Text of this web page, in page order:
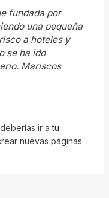
fundada por
una pequeña
a hoteles y
se ha ido
Mariscos
ir atu
nuevas páginas